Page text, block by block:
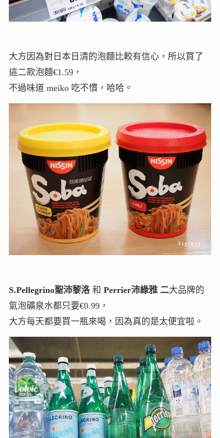
大方因為對日本日清的泡麵比較有信心，所以買了
這二款泡麵€1.59，
不過味道 meiko 吃不慣，哈哈。
S.Pellegrino聖沛黎洛和 Perrier沛綠雅 二大品牌的
氣泡礦泉水都只要€0.99，
大方每天都要買一瓶來喝，因為真的是太便宜啦。